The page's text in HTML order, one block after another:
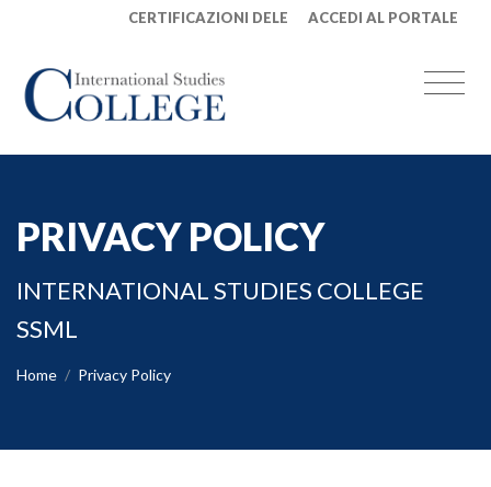
CERTIFICAZIONI DELE ACCEDI AL PORTALE
PRIVACY POLICY
INTERNATIONAL STUDIES COLLEGE
SSML
Home Privacy Policy